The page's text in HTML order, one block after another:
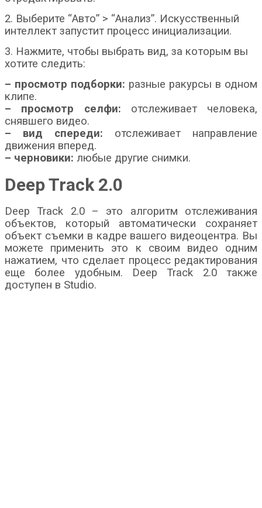
2. Выберите “Авто” > “Анализ”. Искусственный
интеллект запустит процесс инициализации.
3. Нажмите, чтобы выбрать вид, за которым вы
хотите следить:
– просмотр подборки: разные ракурсы в одном
клипе.
– просмотр селфи: отслеживает человека,
снявшего видео.
– вид спереди: отслеживает направление
движения вперед.
– черновики: любые другие снимки.
Deep Track 2.0
Deep Track 2.0 – это алгоритм отслеживания
объектов, который автоматически сохраняет
объект съемки в кадре вашего видеоцентра. Вы
можете применить это к своим видео одним
нажатием, что сделает процесс редактирования
еще более удобным. Deep Track 2.0 также
доступен в Studio.